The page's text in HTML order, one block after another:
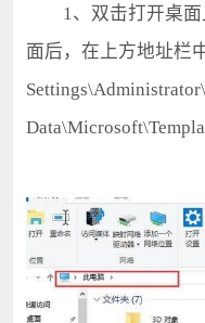
1、双击打开桌面
面后，在上方地址栏